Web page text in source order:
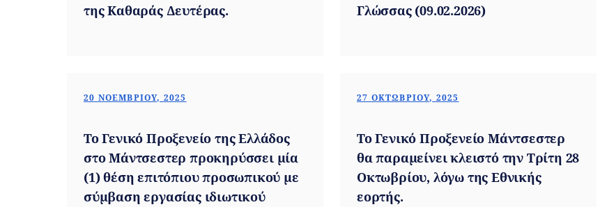
της Καθαράς Δευτέρας.
Γλώσσας (09.02.2026)
20 ΝΟΕΜΒΡΊΟΥ, 2025
Το Γενικό Προξενείο της Ελλάδος
στο Μάντσεστερ προκηρύσσει μία
(1) θέση επιτόπιου προσωπικού με
σύμβαση εργασίας ιδιωτικού
27 ΟΚΤΩΒΡΊΟΥ, 2025
Το Γενικό Προξενείο Μάντσεστερ
θα παραμείνει κλειστό την Τρίτη 28
Οκτωβρίου, λόγω της Εθνικής
εορτής.